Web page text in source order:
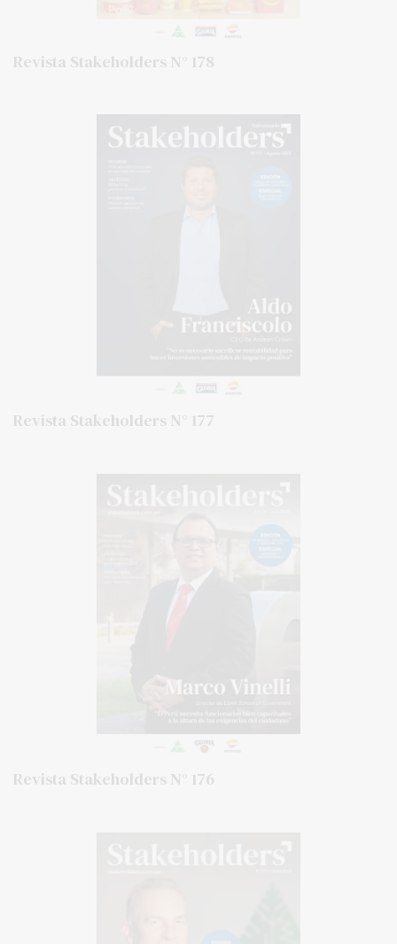
Revista Stakeholders N° 178
Revista Stakeholders N° 177
Revista Stakeholders N° 176